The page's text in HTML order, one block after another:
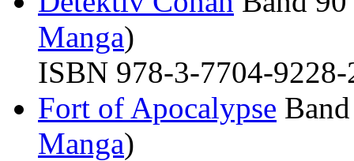
Manga)
ISBN 978-3-7704-9228-
Fort of Apocalypse
Manga)